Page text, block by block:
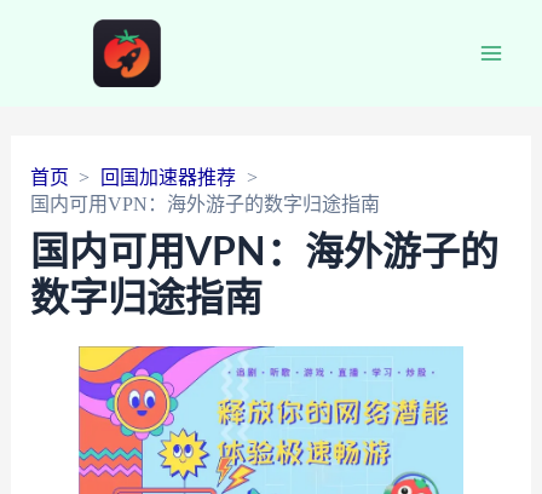
首页
回国加速器推荐
国内可用VPN：海外游子的数字归途指南
国内可用VPN：海外游子的
数字归途指南